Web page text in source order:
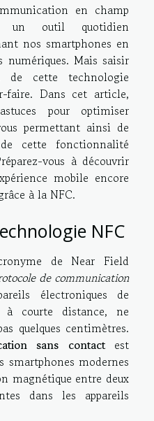
en champ
un outil quotidien
nos smartphones en
numériques. Mais saisir
de cette technologie
faire. Dans cet article,
pour optimiser
permettant ainsi de
cette fonctionnalité
vous à découvrir
mobile encore
à la NFC.
NFC
de Near Field
de communication
électroniques de
à courte distance, ne
quelques centimètres.
sans contactest
smartphones modernes
magnétique entre deux
dans les appareils